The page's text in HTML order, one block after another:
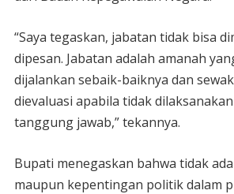
“Saya tegaskan, jabatan tidak bisa
dipesan. Jabatan adalah amanah
dijalankan sebaik-baiknya dan
dievaluasi apabila tidak
tanggung jawab,” tekannya.
Bupati menegaskan bahwa tidak
maupun kepentingan politik dalam